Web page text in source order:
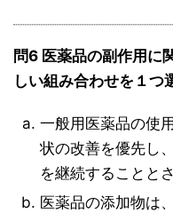
問6 医薬品の副作用に
しい組み合わせを１つ
一般用医薬品の使
状の改善を優先し
を継続することと
医薬品の添加物は